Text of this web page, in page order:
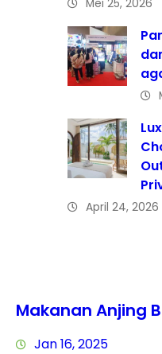
April 24, 2026
Makanan Anjing
Jan 16, 2025